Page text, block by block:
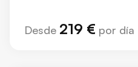
Desde 219 € por día